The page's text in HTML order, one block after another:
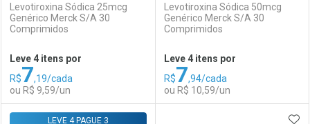
Ativar Desconto
Comprar sem Desconto
Por R$ 10,59/cada
Comprar sem Desconto
Por R$ 10,59/cada
Ativar Desconto
Comprar sem Desconto
Por R$ 33,31/cada
Comprar sem Desconto
Por R$ 33,31/cada
Levotiroxina Sódica 25mcg
Genérico Merck S/A 30
Comprimidos
Leve 4 itens por
R$7,19/cada
ou R$ 9,59/un
Levotiroxina Sódica 50mcg
Genérico Merck S/A 30
Comprimidos
Leve 4 itens por
R$7,94/cada
ou R$ 10,59/un
LEVE 4 PAGUE 3